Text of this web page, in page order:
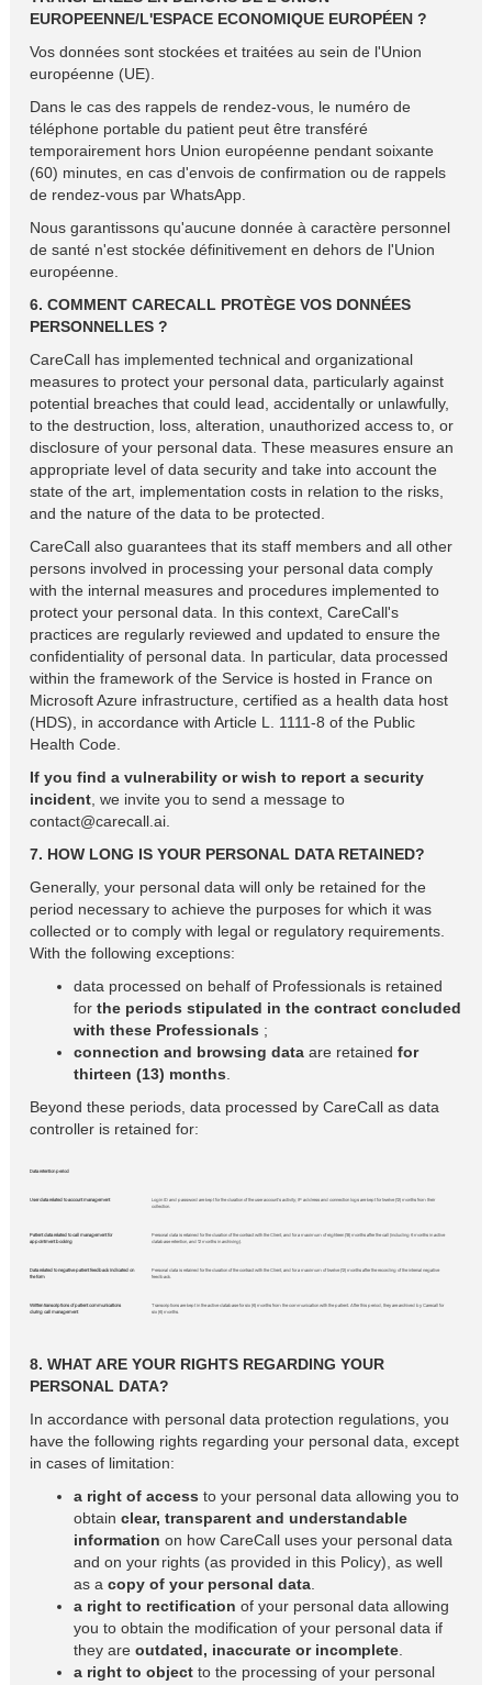
EUROPEENNE/L'ESPACE ECONOMIQUE EUROPÉEN ?
Vos données sont stockées et traitées au sein de l'Union
européenne (UE).
Dans le cas des rappels de rendez-vous, le numéro de
téléphone portable du patient peut être transféré
temporairement hors Union européenne pendant soixante
(60) minutes, en cas d'envois de confirmation ou de rappels
de rendez-vous par WhatsApp.
Nous garantissons qu'aucune donnée à caractère personnel
de santé n'est stockée définitivement en dehors de l'Union
européenne.
6. COMMENT CARECALL PROTÈGE VOS DONNÉES
PERSONNELLES ?
CareCall has implemented technical and organizational
measures to protect your personal data, particularly against
potential breaches that could lead, accidentally or unlawfully,
to the destruction, loss, alteration, unauthorized access to, or
disclosure of your personal data. These measures ensure an
appropriate level of data security and take into account the
state of the art, implementation costs in relation to the risks,
and the nature of the data to be protected.
CareCall also guarantees that its staff members and all other
persons involved in processing your personal data comply
with the internal measures and procedures implemented to
protect your personal data. In this context, CareCall's
practices are regularly reviewed and updated to ensure the
confidentiality of personal data. In particular, data processed
within the framework of the Service is hosted in France on
Microsoft Azure infrastructure, certified as a health data host
(HDS), in accordance with Article L. 1111-8 of the Public
Health Code.
If you find a vulnerability or wish to report a security
incident, we invite you to send a message to
contact@carecall.ai.
7. HOW LONG IS YOUR PERSONAL DATA RETAINED?
Generally, your personal data will only be retained for the
period necessary to achieve the purposes for which it was
collected or to comply with legal or regulatory requirements.
With the following exceptions:
data processed on behalf of Professionals is retained
for the periods stipulated in the contract concluded
with these Professionals ;
connection and browsing dataare retained for
thirteen (13) months
Beyond these periods, data processed by CareCall as data
controller is retained for:
Data retention period
User data related to account management
Login ID and password are kept for the duration of the user account's activity; IP address and connection logs are kept for twelve (12) months from their
collection.
Patient data related to call management for
appointment booking
Personal data is retained for the duration of the contract with the Client, and for a maximum of eighteen (18) months after the call (including 6 months in active
database retention, and 12 months in archiving).
Data related to negative patient feedback indicated on
the form
Personal data is retained for the duration of the contract with the Client, and for a maximum of twelve (12) months after the recording of the internal negative
feedback.
Written transcriptions of patient communications
during call management
Transcriptions are kept in the active database for six (6) months from the communication with the patient. After this period, they are archived by Carecall for
six (6) months.
8. WHAT ARE YOUR RIGHTS REGARDING YOUR
PERSONAL DATA?
In accordance with personal data protection regulations, you
have the following rights regarding your personal data, except
in cases of limitation:
a right of access to your personal data allowing you to
obtain clear, transparent and understandable
information on how CareCall uses your personal data
and on your rights (as provided in this Policy), as well
as a copy of your personal data.
a right to rectification of your personal data allowing
you to obtain the modification of your personal data if
they are outdated, inaccurate or incomplete.
a right to objectto the processing of your personal